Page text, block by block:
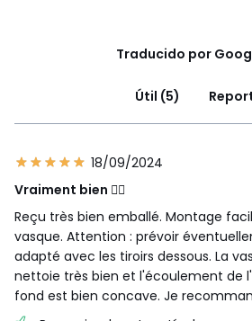
Traducido por
Útil (5)
18/09/2024
Vraiment bien 👍🏼
Reçu très bien emballé. Montage
vasque. Attention : prévoir
adapté avec les tiroirs dessous. La
nettoie très bien et l'écoulement de
fond est bien concave. Je